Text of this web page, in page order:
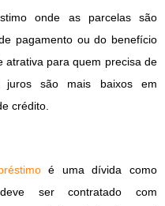
onde as parcelas são
pagamento ou do benefício
atrativa para quem precisa de
juros são mais baixos em
crédito.
é uma dívida como
ser contratado com